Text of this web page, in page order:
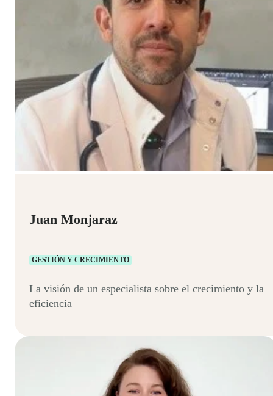
Juan Monjaraz
GESTIÓN Y CRECIMIENTO
La visión de un especialista sobre el crecimiento y la
eficiencia